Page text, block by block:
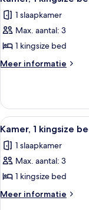
laden
(Mobility
Accessible,
foto's
voor
Kamer,
1
kingsize
Accessible)
laden
1 slaapkamer
Max. aantal: 3
1 kingsize bed
Meer informatie
Meer
1
kingsize
bed
Accessible)
Alle
foto's
voor
Kamer,
1
kingsize
7
Kamer, 1 kingsize
1 slaapkamer
Max. aantal: 3
1 kingsize bed
Meer informatie
Meer